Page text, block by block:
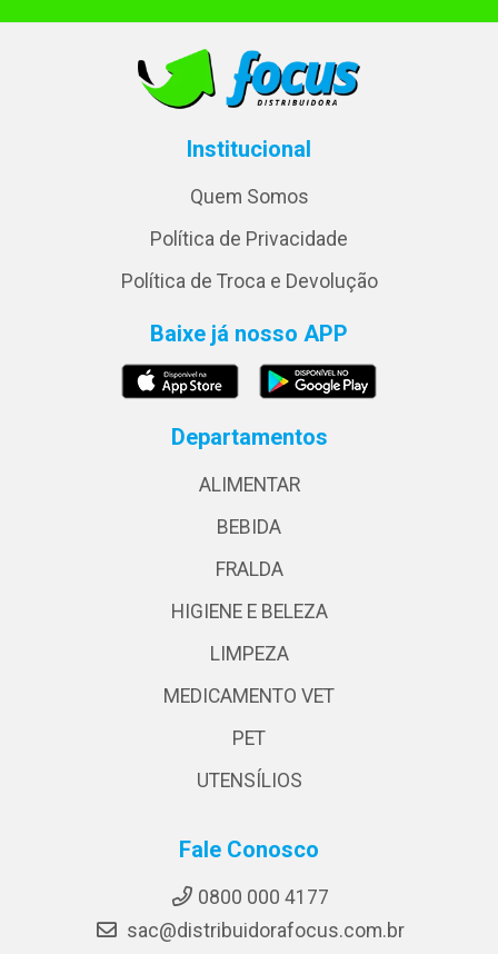
Institucional
Quem Somos
Política de Privacidade
Política de Troca e Devolução
Baixe já nosso APP
Departamentos
ALIMENTAR
BEBIDA
FRALDA
HIGIENE E BELEZA
LIMPEZA
MEDICAMENTO VET
PET
UTENSÍLIOS
Fale Conosco
0800 000 4177
sac@distribuidorafocus.com.br